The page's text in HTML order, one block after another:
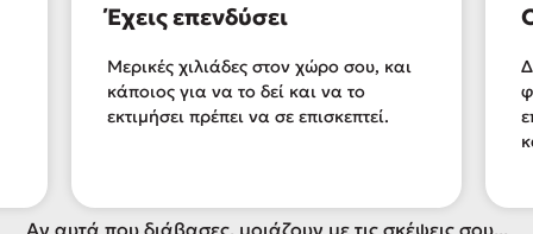
Έχεις επενδύσει
Μερικές χιλιάδες στον χώρο σου, και
κάποιος για να το δεί και να το
εκτιμήσει πρέπει να σε επισκεπτεί.
Αν αυτά που διάβασες, μοιάζουν με τις σκέψεις σου...